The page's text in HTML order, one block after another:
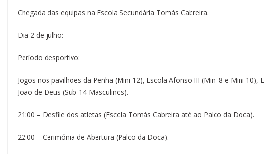
Chegada das equipas na Escola Secundária Tomás Cabreira.
Dia 2 de julho:
Período desportivo:
Jogos nos pavilhões da Penha (Mini 12), Escola Afonso III (Mini 8 e Mini 10),
João de Deus (Sub-14 Masculinos).
21:00 – Desfile dos atletas (Escola Tomás Cabreira até ao Palco da Doca).
22:00 – Cerimónia de Abertura (Palco da Doca).